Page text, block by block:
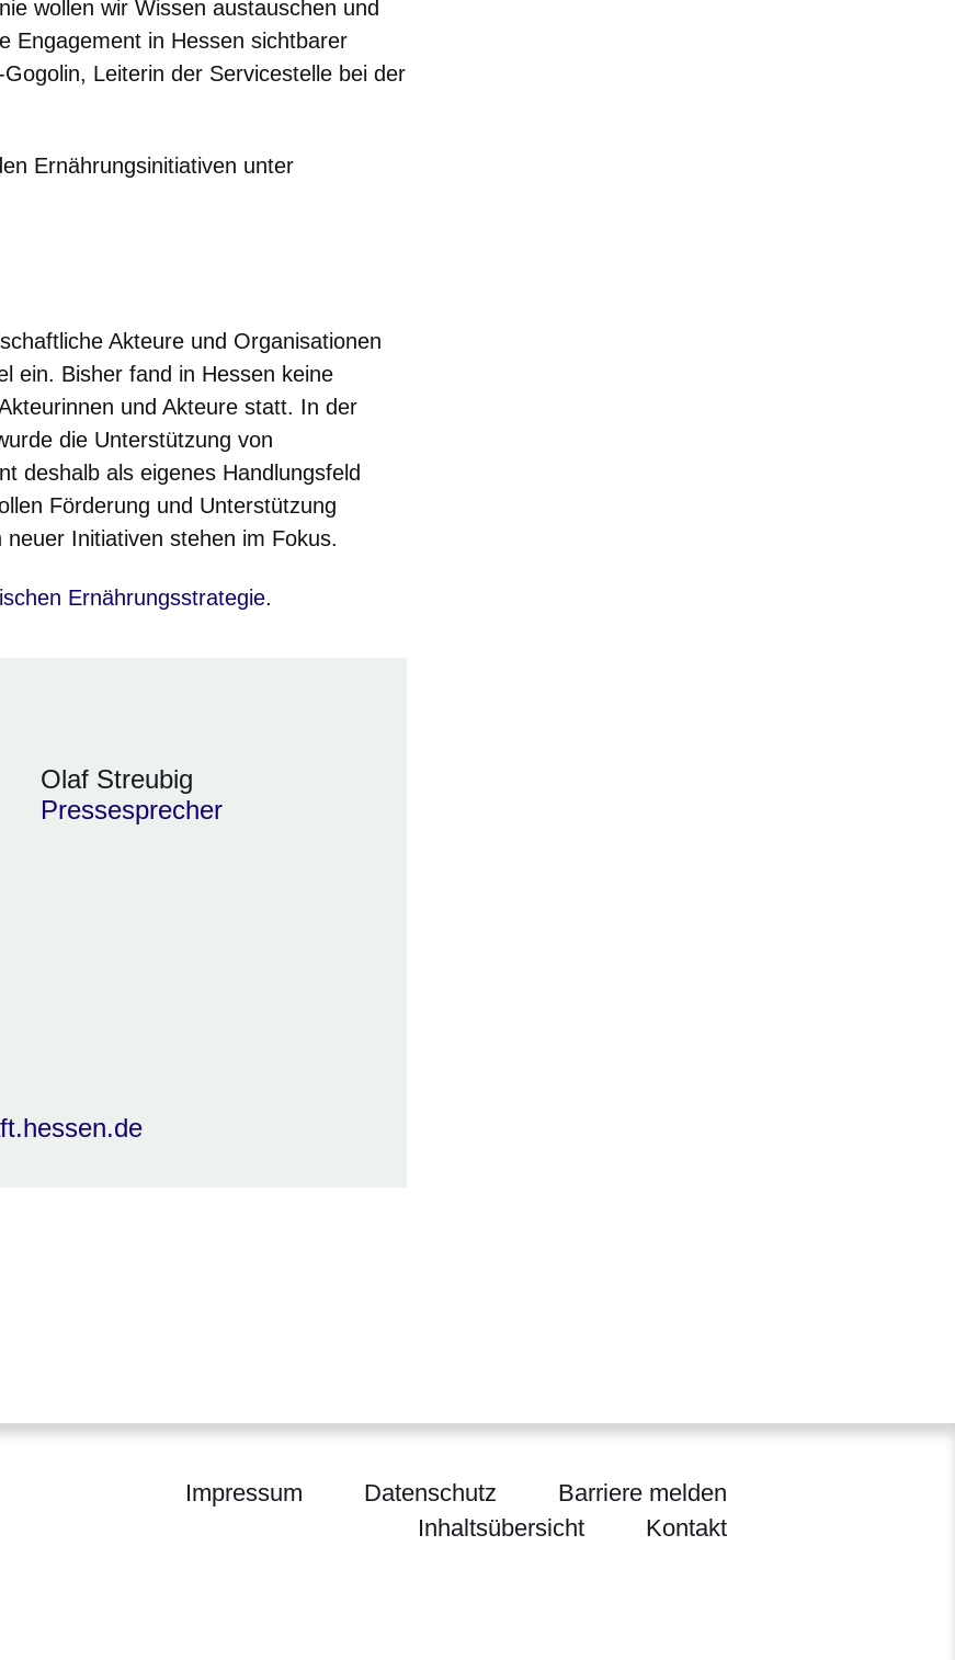
wollen wir Wissen austauschen und
Engagement in Hessen sichtbarer
Leiterin der Servicestelle bei der
Ernährungsinitiativen unter
Akteure und Organisationen
ein. Bisher fand in Hessen keine
und Akteure statt. In der
die Unterstützung von
deshalb als eigenes Handlungsfeld
Förderung und Unterstützung
Initiativen stehen im Fokus.
Ernährungsstrategie
in einem neuen Fenster.
Olaf Streubig
Pressesprecher
Landwirtschaft und Umwelt, Weinbau, Forsten, Jagd und Heimat
Impressum Datenschutz
Barriere melden
Inhaltsübersicht
Kontakt